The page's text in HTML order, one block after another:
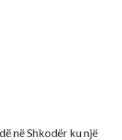
në Shkodër ku një